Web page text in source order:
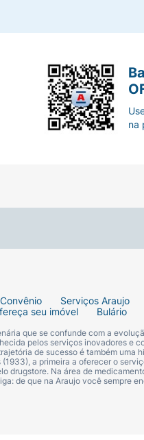
Serviços Araujo
seu imóvel Bulário
que se confunde com a
pelos serviços inovadores e
de sucesso é também uma
a primeira a oferecer o
drugstore. Na área de
de que na Araujo você sempre
na